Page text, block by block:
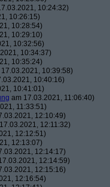
10:24:32)
10:26:15)
10:28:54)
10:29:10)
10:32:56)
10:34:37)
10:35:24)
10:39:58)
10:40:16)
10:41:01)
am 17.03.2021, 11:06:40)
11:33:51)
12:10:49)
12:11:32)
12:12:51)
12:13:07)
12:14:17)
12:14:59)
12:15:16)
12:16:54)